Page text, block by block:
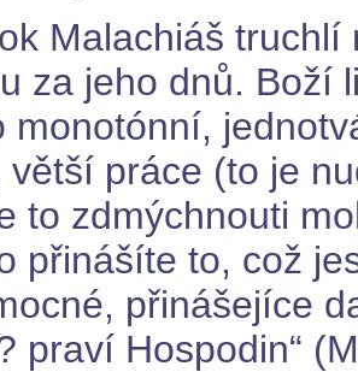
Malachiáš
za jeho dnů. Boží
monotónní,
větší práce (to je
to zdmýchnouti
přinášíte to, což
přinášejíce
praví Hospodin“